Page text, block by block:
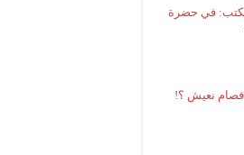
يكتب: في حضرة
فصام نعيش ؟!